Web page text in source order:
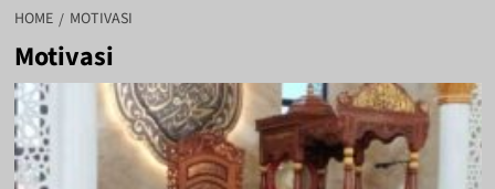
HOME MOTIVASI
Motivasi